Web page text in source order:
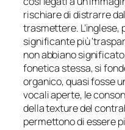
rischiare di distrarre
trasmettere. L’inglese,
significante più
non abbiano
fonetica stessa, si
organico, quasi fosse
vocali aperte, le
della texture del
permettono di essere